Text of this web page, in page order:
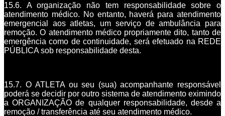
15.6. A organização não tem responsabilidade sobre o
atendimento médico. No entanto, haverá para atendimento
emergencial aos atletas, um serviço de ambulância para
remoção. O atendimento médico propriamente dito, tanto de
emergência como de continuidade, será efetuado na REDE
PÚBLICA sob responsabilidade desta.
15.7. O ATLETA ou seu (sua) acompanhante responsável
poderá se decidir por outro sistema de atendimento eximindo
a ORGANIZAÇÃO de qualquer responsabilidade, desde a
remoção / transferência até seu atendimento médico.